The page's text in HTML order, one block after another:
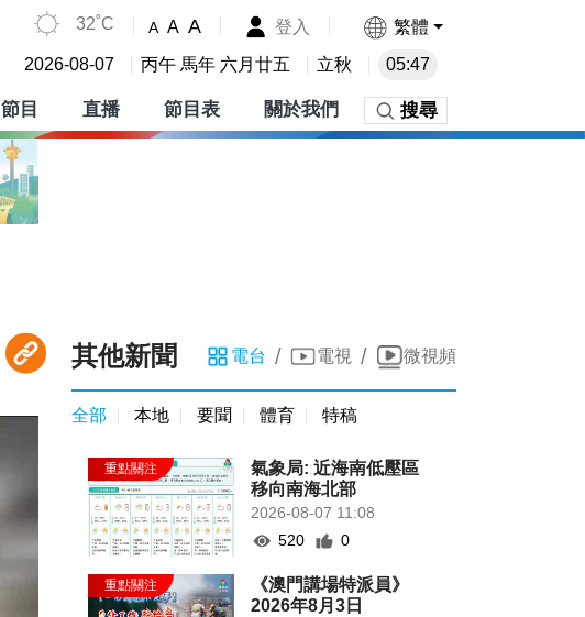
32˚C A A A 登入 繁體
2026-08-07 丙午 馬年 六月廿五 立秋 05:47
節目 直播 節目表 關於我們 搜尋
其他新聞 電台 / 電視 / 微視頻
全部 本地 要聞 體育 特稿
氣象局: 近海南低壓區
移向南海北部
2026-08-07 11:08
520
0
《澳門講場特派員》
2026年8月3日